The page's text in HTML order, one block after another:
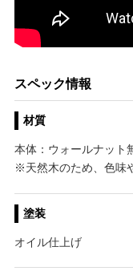
スペック情報
材質
本体：ウォールナット
※天然木のため、色味
塗装
オイル仕上げ